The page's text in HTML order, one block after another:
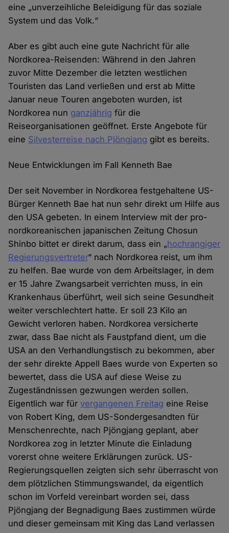
eine „unverzeihliche Beleidigung für das soziale
System und das Volk.“
Aber es gibt auch eine gute Nachricht für alle
Nordkorea-Reisenden: Während in den Jahren
zuvor Mitte Dezember die letzten westlichen
Touristen das Land verließen und erst ab Mitte
Januar neue Touren angeboten wurden, ist
Nordkorea nun ganzjährig für die
Reiseorganisationen geöffnet. Erste Angebote für
eine Silvesterreise nach Pjöngjang gibt es bereits.
Neue Entwicklungen im Fall Kenneth Bae
Der seit November in Nordkorea festgehaltene US-
Bürger Kenneth Bae hat nun sehr direkt um Hilfe aus
den USA gebeten. In einem Interview mit der pro-
nordkoreanischen japanischen Zeitung Chosun
Shinbo bittet er direkt darum, dass ein „hochrangiger
Regierungsvertreter“ nach Nordkorea reist, um ihm
zu helfen. Bae wurde von dem Arbeitslager, in dem
er 15 Jahre Zwangsarbeit verrichten muss, in ein
Krankenhaus überführt, weil sich seine Gesundheit
weiter verschlechtert hatte. Er soll 23 Kilo an
Gewicht verloren haben. Nordkorea versicherte
zwar, dass Bae nicht als Faustpfand dient, um die
USA an den Verhandlungstisch zu bekommen, aber
der sehr direkte Appell Baes wurde von Experten so
bewertet, dass die USA auf diese Weise zu
Zugeständnissen gezwungen werden sollen.
Eigentlich war fürvergangenen Freitag eine Reise
von Robert King, dem US-Sondergesandten für
Menschenrechte, nach Pjöngjang geplant, aber
Nordkorea zog in letzter Minute die Einladung
vorerst ohne weitere Erklärungen zurück. US-
Regierungsquellen zeigten sich sehr überrascht von
dem plötzlichen Stimmungswandel, da eigentlich
schon im Vorfeld vereinbart worden sei, dass
Pjöngjang der Begnadigung Baes zustimmen würde
und dieser gemeinsam mit King das Land verlassen